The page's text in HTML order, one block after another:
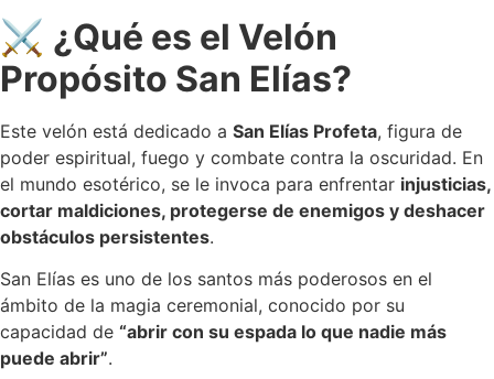
⚔️ ¿Qué es el Velón
Propósito San Elías?
Este velón está dedicado a San Elías Profeta, figura de
poder espiritual, fuego y combate contra la oscuridad. En
el mundo esotérico, se le invoca para enfrentar injusticias,
cortar maldiciones, protegerse de enemigos y deshacer
obstáculos persistentes.
San Elías es uno de los santos más poderosos en el
ámbito de la magia ceremonial, conocido por su
capacidad de “abrir con su espada lo que nadie más
puede abrir”.